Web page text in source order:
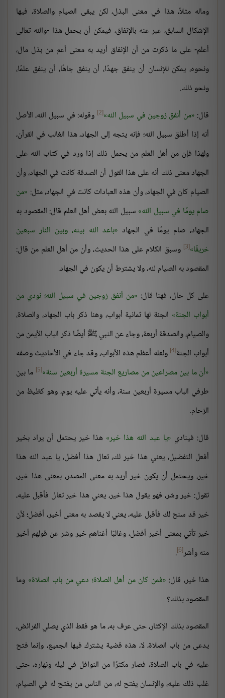
وماله مثلاً، هذا في معنى البذل، لكن يبقى الصيام والصلاة، فيها
الإشكال السابق، عبر عنه بالإنفاق، فيمكن أن يحمل هذا -والله تعالى
أعلم- على ما ذكرت من أن الإنفاق أريد به معنى أعم من بذل مال،
ونحوه، يمكن للإنسان أن ينفق جهدًا، أن ينفق جاهًا، أن ينفق علمًا،
ونحو ذلك.
قال: من أنفق زوجين في سبيل الله [2]
وقوله: في سبيل الله، الأصل
أنه إذا أطلق سبيل الله؛ فإنه يتجه إلى الجهاد، هذا الغالب في القرآن،
ولهذا فإن من أهل العلم من يحمل ذلك إذا ورد في كتاب الله على
الجهاد معنى ذلك أنه على هذا القول أن الصدقة كانت في الجهاد، وأن
الصيام كان في الجهاد، وأن هذه العبادات كانت في الجهاد، مثل: من
صام يومًا في سبيل الله سبيل الله بعض أهل العلم قال: المقصود به
الجهاد، صام يومًا في الجهاد باعد الله بينه، وبين النار سبعين
خريفًا [3]
وسبق الكلام على هذا الحديث، وأن من أهل العلم من قال:
المقصود به الصيام لله، ولا يشترط أن يكون في الجهاد.
على كل حال، فهنا قال: من أنفق زوجين في سبيل الله؛ نودي من
أبواب الجنة الجنة لها ثمانية أبواب، وهنا ذكر باب الجهاد، والصلاة،
والصيام، والصدقة أربعة، وجاء عن النبي ﷺ أيضًا ذكر الباب الأيمن من
أبواب الجنة[4]
ولعله أعظم هذه الأبواب، وقد جاء في الأحاديث وصفه
أن ما بين مصراعين من مصاريع الجنة مسيرة أربعين سنة [5]
ما بين
طرفي الباب مسيرة أربعين سنة، وأنه يأتي عليه يوم، وهو كظيظ من
الزحام.
قال: فينادي يا عبد الله هذا خير هذا خير يحتمل أن يراد بخير
أفعل التفضيل، يعني هذا خير لك، تعال هذا أفضل، يا عبد الله هذا
خير، ويحتمل أن يكون خير أريد به معنى المصدر، بمعنى هذا خير،
تقول: خير وشر، فهو يقول هذا خير، يعني هذا خير تعال فأقبل عليه،
خير قد سنح لك فأقبل عليه، يعني لا يقصد به معنى أخير، أفضل؛ لأن
خير تأتي بمعنى أخير أفضل، وغالبًا أغناهم خير وشر عن قولهم أخير
منه وأشر[6]
.
هذا خير، قال: فمن كان من أهل الصلاة؛ دعي من باب الصلاة وما
المقصود بذلك؟
المقصود بذلك الإكثار، حتى عرف به، ما هو فقط الذي يصلي الفرائض،
يدعى من باب الصلاة، لا، هذه قضية يشترك فيها الجميع، وإنما فتح
عليه في باب الصلاة، فصار مكثرًا من النوافل في ليله ونهاره، حتى
غلب ذلك عليه، والإنسان يفتح له، من الناس من يفتح له في الصيام،